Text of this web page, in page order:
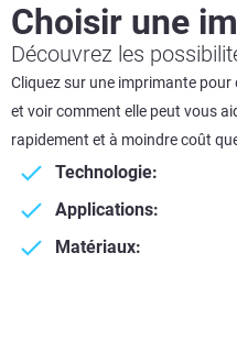
Choisir une
Découvrez les
Cliquez sur une imprimante
et voir comment elle peut vous
rapidement et à moindre coût
Technologie:
Applications:
Matériaux: